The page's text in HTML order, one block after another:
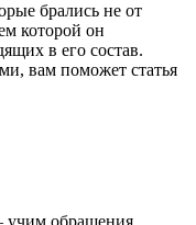
брались не от
которой он
в его состав.
вам поможет статья